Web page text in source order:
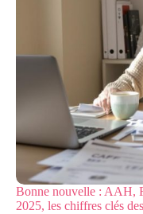
Bonne nouvelle : AAH,
2025, les chiffres clés